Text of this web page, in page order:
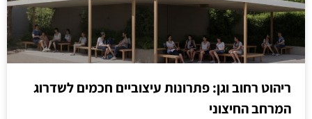
ריהוט רחוב וגן: פתרונות עיצוביים חכמים לשדרוג
המרחב החיצוני